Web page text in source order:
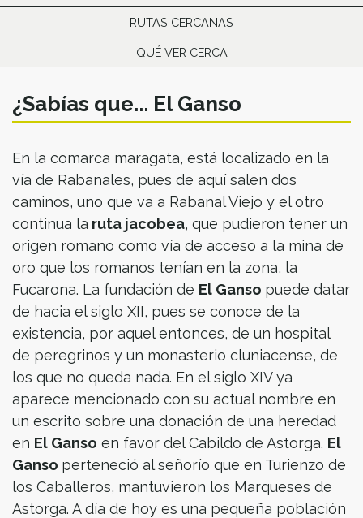
RUTAS CERCANAS
QUÉ VER CERCA
¿Sabías que... El Ganso
En la comarca maragata, está localizado en la
vía de Rabanales, pues de aquí salen dos
caminos, uno que va a Rabanal Viejo y el otro
continua la ruta jacobea, que pudieron tener un
origen romano como vía de acceso a la mina de
oro que los romanos tenían en la zona, la
Fucarona. La fundación de El Ganso puede datar
de hacia el siglo XII, pues se conoce de la
existencia, por aquel entonces, de un hospital
de peregrinos y un monasterio cluniacense, de
los que no queda nada. En el siglo XIV ya
aparece mencionado con su actual nombre en
un escrito sobre una donación de una heredad
en El Ganso en favor del Cabildo de Astorga. El
Ganso perteneció al señorío que en Turienzo de
los Caballeros, mantuvieron los Marqueses de
Astorga. A día de hoy es una pequeña población